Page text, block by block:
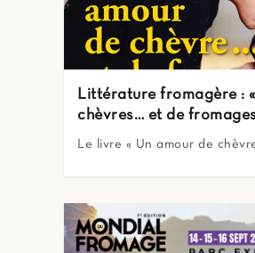
Littérature fromagère :
chèvres… et de
Le livre « Un amour de